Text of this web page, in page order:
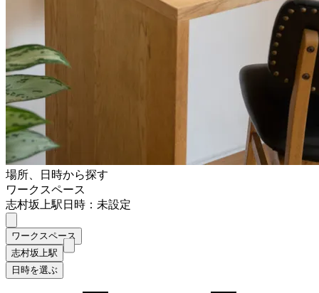
場所、日時から探す
ワークスペース
志村坂上駅日時：未設定
ワークスペース
志村坂上駅
日時を選ぶ